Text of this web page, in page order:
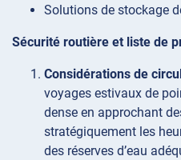
Solutions de stockage
Sécurité routière et liste de
Considérations de
voyages estivaux de
dense en approchant
stratégiquement les
des réserves d’eau